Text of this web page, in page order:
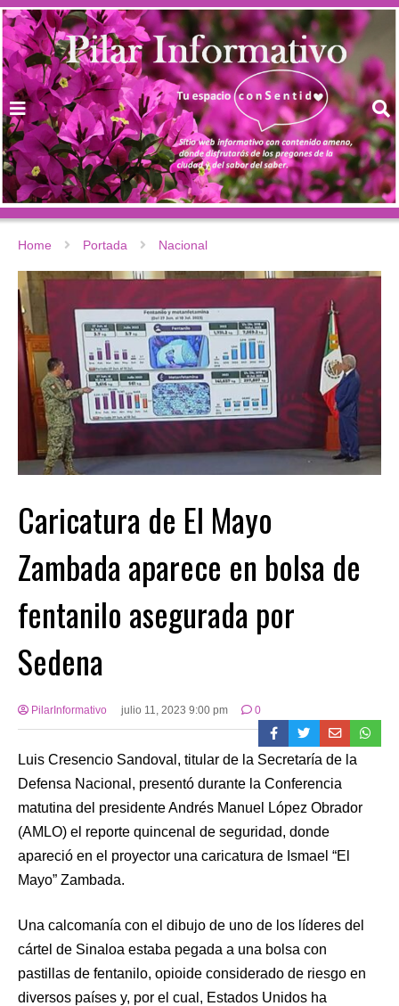
Home Portada Nacional
Caricatura de El Mayo
Zambada aparece en bolsa de
fentanilo asegurada por
Sedena
PilarInformativo julio 11, 2023 9:00 pm 0
Luis Cresencio Sandoval, titular de la Secretaría de la
Defensa Nacional, presentó durante la Conferencia
matutina del presidente Andrés Manuel López Obrador
(AMLO) el reporte quincenal de seguridad, donde
apareció en el proyector una caricatura de Ismael “El
Mayo” Zambada.
Una calcomanía con el dibujo de uno de los líderes del
cártel de Sinaloa estaba pegada a una bolsa con
pastillas de fentanilo, opioide considerado de riesgo en
diversos países y, por el cual, Estados Unidos ha